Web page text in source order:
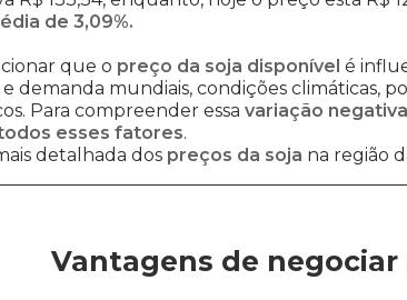
de 3,09%.
que o preço da soja disponível é
demanda mundiais, condições climáticas,
Para compreender essa variação negativa
esses fatores.
detalhada dos preços da soja na região
Vantagens de negociar